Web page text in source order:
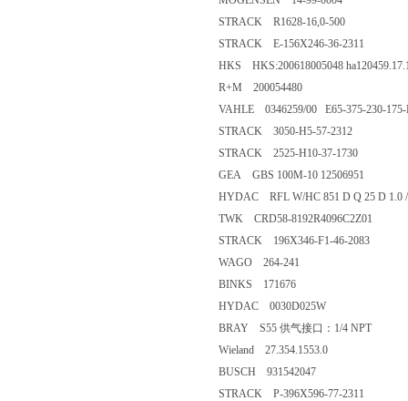
STRACK R1628-16,0-500
STRACK E-156X246-36-2311
HKS HKS:200618005048
R+M 200054480
VAHLE 0346259/00 E65-375-230-
STRACK 3050-H5-57-2312
STRACK 2525-H10-37-1730
GEA GBS 100M-10 12506951
HYDAC RFL W/HC 851 D Q 25 D 1.0
TWK CRD58-8192R4096C2Z01
STRACK 196X346-F1-46-2083
WAGO 264-241
BINKS 171676
HYDAC 0030D025W
BRAY S55 供气接口：1/4 NPT
Wieland 27.354.1553.0
BUSCH 931542047
STRACK P-396X596-77-2311